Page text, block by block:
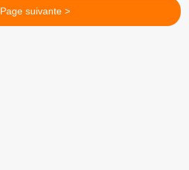
Page suivante >